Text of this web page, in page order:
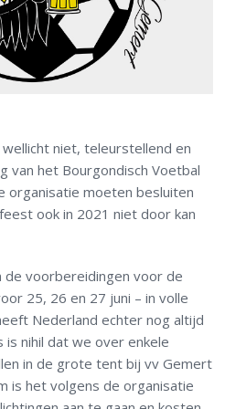
niet, teleurstellend en
van het Bourgondisch Voetbal
organisatie moeten besluiten
ook in 2021 niet door kan
de voorbereidingen voor de
25, 26 en 27 juni – in volle
Nederland echter nog altijd
is nihil dat we over enkele
in de grote tent bij vv Gemert
is het volgens de organisatie